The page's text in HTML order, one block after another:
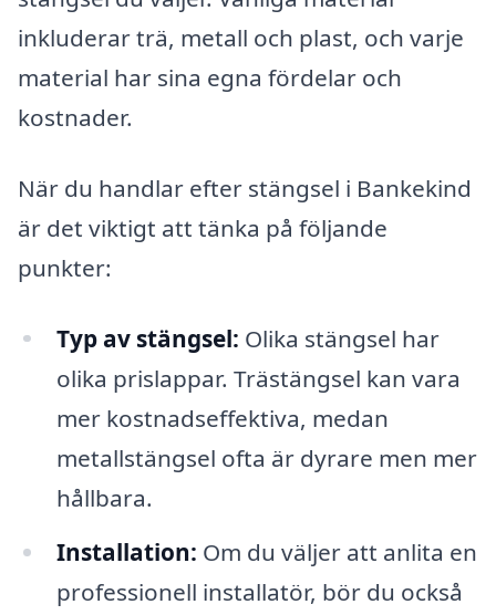
inkluderar trä, metall och plast, och varje
material har sina egna fördelar och
kostnader.
När du handlar efter stängsel i Bankekind
är det viktigt att tänka på följande
punkter:
Typ av stängsel: Olika stängsel har
olika prislappar. Trästängsel kan vara
mer kostnadseffektiva, medan
metallstängsel ofta är dyrare men mer
hållbara.
Installation: Om du väljer att anlita en
professionell installatör, bör du också